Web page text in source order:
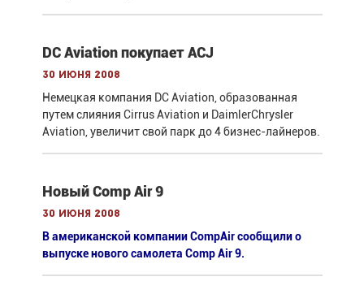
DC Aviation покупает ACJ
30 июня 2008
Немецкая компания DC Aviation, образованная
путем слияния Cirrus Aviation и DaimlerChrysler
Aviation, увеличит свой парк до 4 бизнес-лайнеров.
Новый Comp Air 9
30 июня 2008
В американской компании CompAir сообщили о
выпуске нового самолета Comp Air 9.